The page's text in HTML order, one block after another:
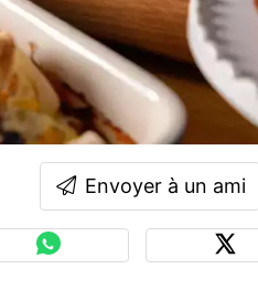
Envoyer à un ami